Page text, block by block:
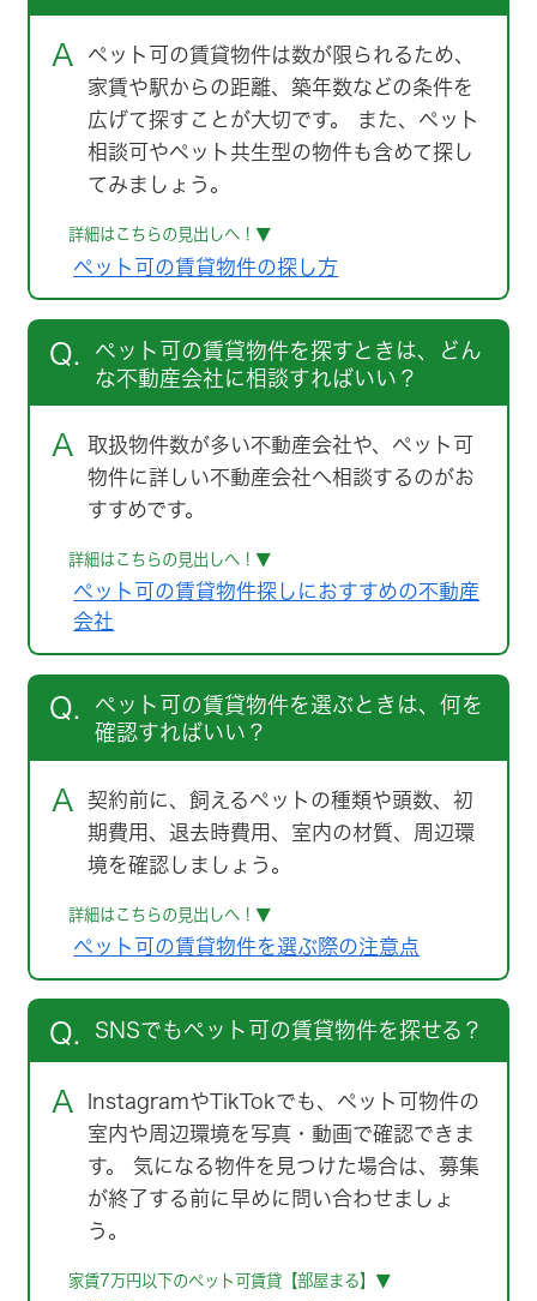
A
ペット可の賃貸物件は数が限られるため、
家賃や駅からの距離、築年数などの条件を
広げて探すことが大切です。 また、ペット
相談可やペット共生型の物件も含めて探し
てみましょう。
詳細はこちらの見出しへ！▼
ペット可の賃貸物件の探し方
Q.
ペット可の賃貸物件を探すときは、どん
な不動産会社に相談すればいい？
A
取扱物件数が多い不動産会社や、ペット可
物件に詳しい不動産会社へ相談するのがお
すすめです。
詳細はこちらの見出しへ！▼
ペット可の賃貸物件探しにおすすめの不動産
会社
Q.
ペット可の賃貸物件を選ぶときは、何を
確認すればいい？
A
契約前に、飼えるペットの種類や頭数、初
期費用、退去時費用、室内の材質、周辺環
境を確認しましょう。
詳細はこちらの見出しへ！▼
ペット可の賃貸物件を選ぶ際の注意点
Q. SNSでもペット可の賃貸物件を探せる？
A
InstagramやTikTokでも、ペット可物件の
室内や周辺環境を写真・動画で確認できま
す。 気になる物件を見つけた場合は、募集
が終了する前に早めに問い合わせましょ
う。
家賃7万円以下のペット可賃貸【部屋まる】▼